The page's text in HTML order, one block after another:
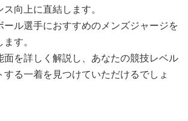
向上に直結します。
ール選手におすすめのメンズジャージを
す。
面を詳しく解説し、あなたの競技レベル
る一着を見つけていただけるでしょ